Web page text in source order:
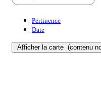
Pertinence
Date
Afficher la carte (contenu